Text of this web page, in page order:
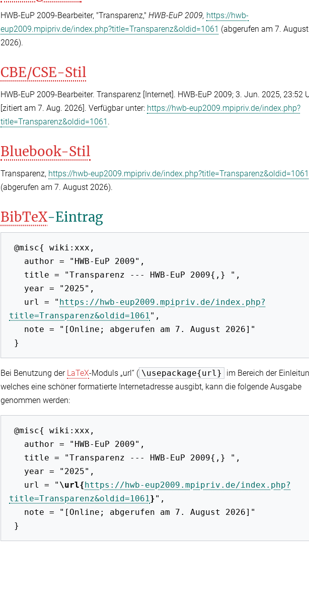
HWB-EuP 2009-Bearbeiter, "Transparenz," HWB-EuP 2009, https://hwb-
eup2009.mpipriv.de/index.php?title=Transparenz&oldid=1061 (abgerufen am 7. August
2026).
CBE/CSE-Stil
HWB-EuP 2009-Bearbeiter. Transparenz [Internet]. HWB-EuP 2009; 3. Jun. 2025, 23:52
[zitiert am 7. Aug. 2026]. Verfügbar unter: https://hwb-eup2009.mpipriv.de/index.php?
title=Transparenz&oldid=1061 .
Bluebook-Stil
Transparenz, https://hwb-eup2009.mpipriv.de/index.php?title=Transparenz&oldid=1061
(abgerufen am 7. August 2026).
BibTeX-Eintrag
   url = "
https://hwb-eup2009.mpipriv.de/index.php?
title=Transparenz&oldid=1061",
Bei Benutzung der LaTeX-Moduls „url“ ( \usepackage{url}
im Bereich der
welches eine schöner formatierte Internetadresse ausgibt, kann die folgende Ausgabe
genommen werden:
   url = "
\url{https://hwb-eup2009.mpipriv.de/index.php?
title=Transparenz&oldid=1061}",